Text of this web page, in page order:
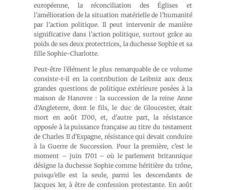
européenne, la réconciliation des Églises et
l’amélioration de la situation matérielle de l’humanité
par l’action politique. Il peut intervenir de manière
significative dans l’action politique, surtout grâce au
poids de ses deux protectrices, la duchesse Sophie et sa
fille Sophie-Charlotte.
Peut-être l’élément le plus remarquable de ce volume
consiste-t-il en la contribution de Leibniz aux deux
grandes questions de politique extérieure posées à la
maison de Hanovre : la succession de la reine Anne
d’Angleterre, dont le fils, le duc de Gloucester, était
mort en août 1700, et, d’autre part, la résistance
opposée à la puissance française au titre du testament
de Charles II d’Espagne, résistance qui devait conduire
à la Guerre de Succession. Pour la première, c’est le
moment – juin 1701 – où le parlement britannique
désigne la duchesse Sophie comme héritière du trône,
puisqu’elle est la seule, parmi les descendants de
Jacques Ier, à être de confession protestante. En août